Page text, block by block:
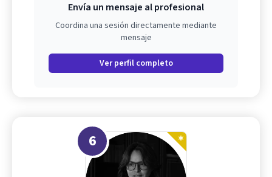
Envía un mensaje al profesional
Coordina una sesión directamente mediante
mensaje
Ver perfil completo
6